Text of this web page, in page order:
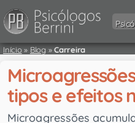
Início» Blog»Carreira
tipos e efeitos
Microagressões